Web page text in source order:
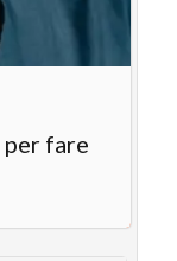
per fare